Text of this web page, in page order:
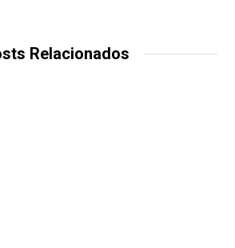
Relacionados